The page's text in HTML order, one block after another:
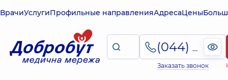
ВрачиУслугиПрофильные направленияАдресаЦены
(044) 495-2-888
Заказать звонок